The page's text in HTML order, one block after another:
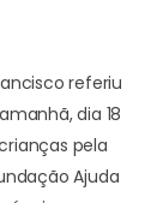
referiu
dia 18
pela
Ajuda